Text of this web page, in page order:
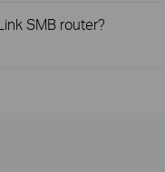
SMB router?